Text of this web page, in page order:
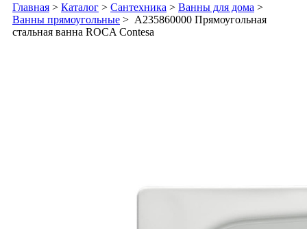
Главная > Каталог > Сантехника > Ванны для дома >
Ванны прямоугольные > A235860000 Прямоугольная
стальная ванна ROCA Contesa